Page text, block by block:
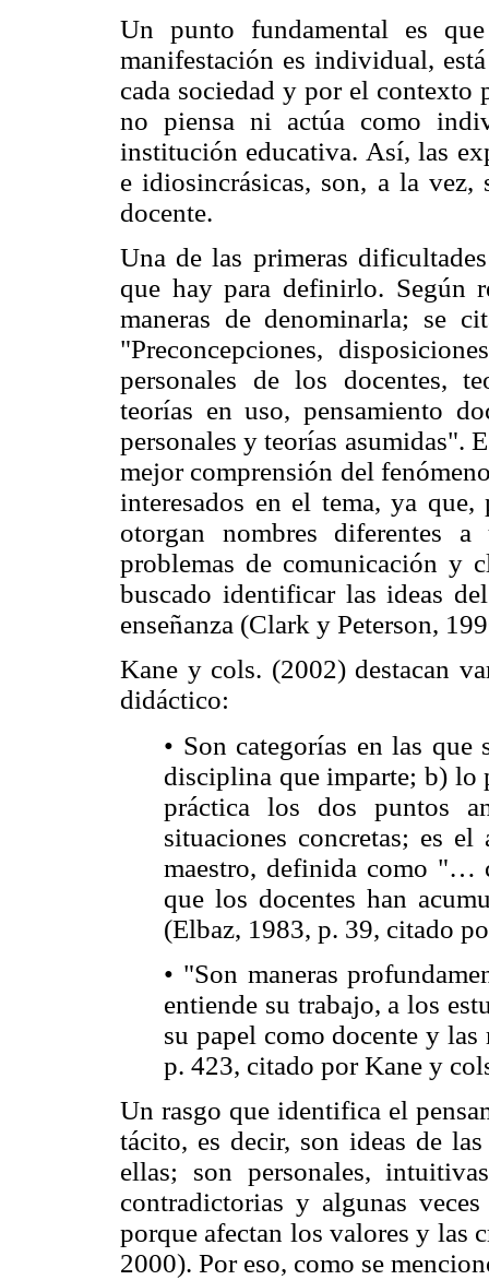
Un punto fundamental es
manifestación es individual,
cada sociedad y por el contexto
no piensa ni actúa como
institución educativa. Así, las
e idiosincrásicas, son, a la
docente.
Una de las primeras
que hay para definirlo. Según
maneras de denominarla; se
"Preconcepciones,
personales de los docentes,
teorías en uso, pensamiento
personales y teorías asumidas".
mejor comprensión del
interesados en el tema, ya
otorgan nombres diferentes
problemas de comunicación y
buscado identificar las ideas
enseñanza (Clark y Peterson,
Kane y cols. (2002) destacan
didáctico:
• Son categorías en las
disciplina que imparte; b) lo
práctica los dos puntos
situaciones concretas; es
maestro, definida como "…
que los docentes han
(Elbaz, 1983, p. 39, citado
• "Son maneras
entiende su trabajo, a los
su papel como docente y
p. 423, citado por Kane y
Un rasgo que identifica el
tácito, es decir, son ideas de
ellas; son personales,
contradictorias y algunas
porque afectan los valores y las
2000). Por eso, como se